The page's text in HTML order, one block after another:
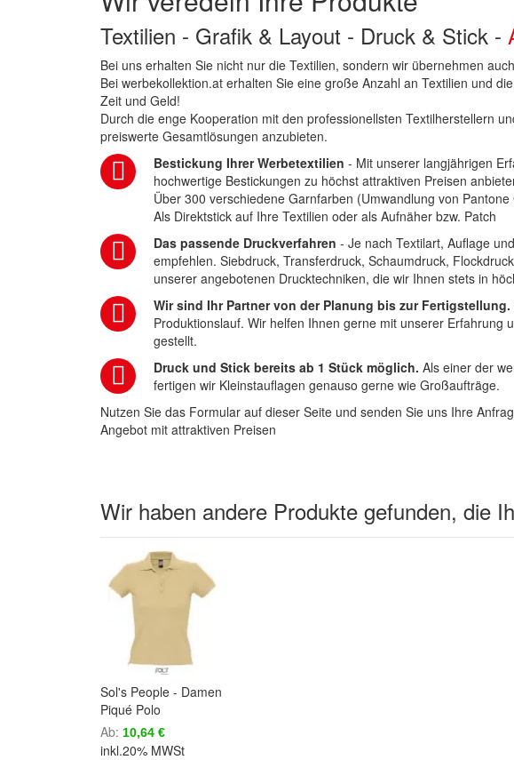
Textilien - Grafik & Layout - Druck & Stick -
Bei uns erhalten Sie nicht nur die Textilien, sondern wir übernehmen
Bei werbekollektion.at erhalten Sie eine große Anzahl an Textilien und
Zeit und Geld!
Durch die enge Kooperation mit den professionellsten Textilherstellern
preiswerte Gesamtlösungen anzubieten.
Bestickung Ihrer Werbetextilien - Mit unserer langjährigen
hochwertige Bestickungen zu höchst attraktiven Preisen
Über 300 verschiedene Garnfarben (Umwandlung von Pantone
Als Direktstick auf Ihre Textilien oder als Aufnäher bzw. Patch
Das passende Druckverfahren - Je nach Textilart, Auflage
empfehlen. Siebdruck, Transferdruck, Schaumdruck,
unserer angebotenen Drucktechniken, die wir Ihnen stets in
Wir sind Ihr Partner von der Planung bis zur Fertigstellung.
Produktionslauf. Wir helfen Ihnen gerne mit unserer Erfahrung
gestellt.
Druck und Stick bereits ab 1 Stück möglich. Als einer der
fertigen wir Kleinstauflagen genauso gerne wie Großaufträge.
Nutzen Sie das Formular auf dieser Seite und senden Sie uns Ihre
Angebot mit attraktiven Preisen
Wir haben andere Produkte gefunden, die
Sol's People - Damen
Piqué Polo
Ab 10,64 €
inkl.20% MWSt